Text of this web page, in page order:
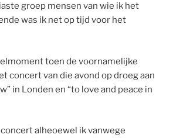
groep mensen van wie ik het
was ik net op tijd voor het
toen de voornamelijke
concert van die avond op droeg aan
in Londen en “to love and peace in
alheoewel ik vanwege